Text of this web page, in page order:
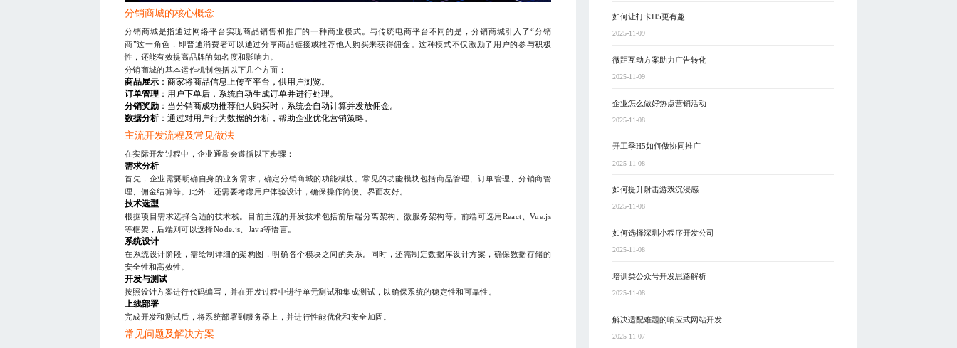
分销商城的核心概念
分销商城是指通过网络平台实现商品销售和推广的一种商业模式。与传统电商平台不同的是，分销商城引入了“分销
商”这一角色，即普通消费者可以通过分享商品链接或推荐他人购买来获得佣金。这种模式不仅激励了用户的参与积极
性，还能有效提高品牌的知名度和影响力。
分销商城的基本运作机制包括以下几个方面：
商品展示 ：商家将商品信息上传至平台，供用户浏览。
订单管理 ：用户下单后，系统自动生成订单并进行处理。
分销奖励 ：当分销商成功推荐他人购买时，系统会自动计算并发放佣金。
数据分析：通过对用户行为数据的分析，帮助企业优化营销策略。
主流开发流程及常见做法
在实际开发过程中，企业通常会遵循以下步骤：
需求分析
首先，企业需要明确自身的业务需求，确定分销商城的功能模块。常见的功能模块包括商品管理、订单管理、分销商管
理、佣金结算等。此外，还需要考虑用户体验设计，确保操作简便、界面友好。
技术选型
根据项目需求选择合适的技术栈。目前主流的开发技术包括前后端分离架构、微服务架构等。前端可选用React、Vue.js
等框架，后端则可以选择Node.js、Java等语言。
系统设计
在系统设计阶段，需绘制详细的架构图，明确各个模块之间的关系。同时，还需制定数据库设计方案，确保数据存储的
安全性和高效性。
开发与测试
按照设计方案进行代码编写，并在开发过程中进行单元测试和集成测试，以确保系统的稳定性和可靠性。
上线部署
完成开发和测试后，将系统部署到服务器上，并进行性能优化和安全加固。
常见问题及解决方案
如何让打卡H5更有趣
2025-11-09
微距互动方案助力广告转化
2025-11-09
企业怎么做好热点营销活动
2025-11-08
开工季H5如何做协同推广
2025-11-08
如何提升射击游戏沉浸感
2025-11-08
如何选择深圳小程序开发公司
2025-11-08
培训类公众号开发思路解析
2025-11-08
解决适配难题的响应式网站开发
2025-11-07